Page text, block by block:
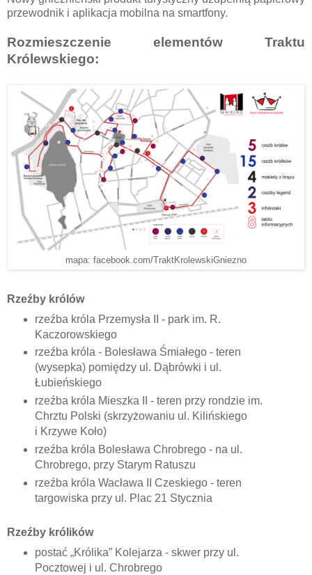
przewodnik i aplikacja mobilna na smartfony.
Rozmieszczenie elementów Traktu
Królewskiego:
mapa: facebook.com/TraktKrolewskiGniezno
Rzeźby królów
rzeźba króla Przemysła II - park im. R.
Kaczorowskiego
rzeźba króla - Bolesława Śmiałego - teren
(wysepka) pomiędzy ul. Dąbrówki i ul.
Łubieńskiego
rzeźba króla Mieszka II - teren przy rondzie im.
Chrztu Polski (skrzyżowaniu ul. Kilińskiego
i Krzywe Koło)
rzeźba króla Bolesława Chrobrego - na ul.
Chrobrego, przy Starym Ratuszu
rzeźba króla Wacława II Czeskiego - teren
targowiska przy ul. Plac 21 Stycznia
Rzeźby królików
postać „Królika” Kolejarza - skwer przy ul.
Pocztowej i ul. Chrobrego